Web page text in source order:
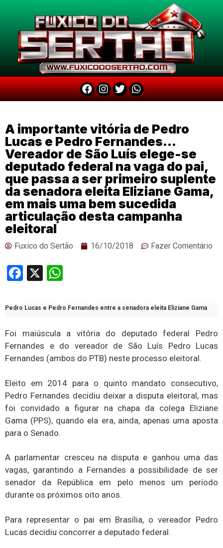
A importante vitória de Pedro
Lucas e Pedro Fernandes…
Vereador de São Luís elege-se
deputado federal na vaga do pai,
que passa a ser primeiro suplente
da senadora eleita Eliziane Gama,
em mais uma bem sucedida
articulação desta campanha
eleitoral
Fuxico do Sertão 16/10/2018 Fazer Comentário
Facebook
X
Pedro Lucas e Pedro Fernandes entre a senadora eleita Eliziane Gama
Foi maiúscula a vitória do deputado federal Pedro
Fernandes e do vereador de São Luís Pedro Lucas
Fernandes (ambos do PTB) neste processo eleitoral.
Eleito em 2014 para o quinto mandato consecutivo,
Pedro Fernandes decidiu deixar a disputa eleitoral, mas
foi convidado a figurar na chapa da colega Eliziane
Gama (PPS), quando ela era, ainda, apenas uma aposta
para o Senado.
A parlamentar cresceu na disputa e ganhou uma das
vagas, garantindo a Fernandes a possibilidade de ser
senador da República em pelo menos um período
durante os próximos oito anos.
Para representar o pai em Brasília, o vereador Pedro
Lucas decidiu concorrer a deputado federal.